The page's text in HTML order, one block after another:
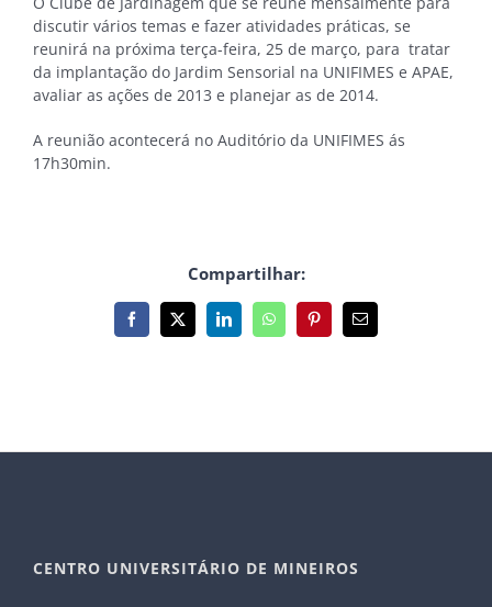
discutir vários temas e fazer atividades práticas, se
reunirá na próxima terça-feira, 25 de março, para tratar
da implantação do Jardim Sensorial na UNIFIMES e APAE,
avaliar as ações de 2013 e planejar as de 2014.
A reunião acontecerá no Auditório da UNIFIMES ás
17h30min.
Compartilhar:
Facebook
X LinkedInWhatsAppPinterest
E-
mail
CENTRO UNIVERSITÁRIO DE MINEIROS